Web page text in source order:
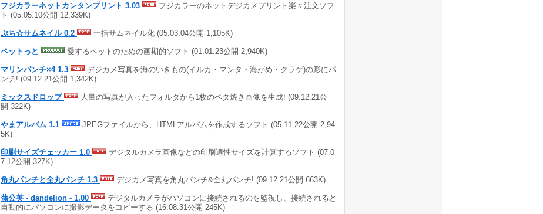
フジカラーネットカンタンプリント 3.03
フジカラーのネットデジカメプリント楽々注文ソフ
ト (05.05.10公開 12,339K)
ぷち☆サムネイル 0.2 一括サムネイル化 (05.03.04公開 1,105K)
ペットっと 愛するペットのための画期的ソフト (01.01.23公開 2,940K)
マリンパンチ×4 1.3
デジカメ写真を海のいきもの(イルカ・マンタ・海がめ・クラゲ)の形にパ
ンチ! (09.12.21公開 1,342K)
ミックスドロップ
大量の写真が入ったフォルダから1枚のベタ焼き画像を生成! (09.12.21公
開 322K)
やまアルバム 1.1
JPEGファイルから、HTMLアルバムを作成するソフト (05.11.22公開 2,94
5K)
印刷サイズチェッカー 1.0
デジタルカメラ画像などの印刷適性サイズを計算するソフト (07.0
7.12公開 327K)
角丸パンチと全丸パンチ 1.3 デジカメ写真を角丸パンチ&全丸パンチ! (09.12.21公開 663K)
蒲公英 - dandelion - 1.00
デジタルカメラがパソコンに接続されるのを監視し、接続されると
自動的にパソコンに撮影データをコピーする (16.08.31公開 245K)